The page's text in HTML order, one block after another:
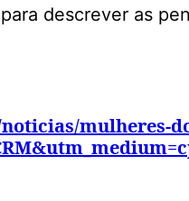
descrever as
mulheres-